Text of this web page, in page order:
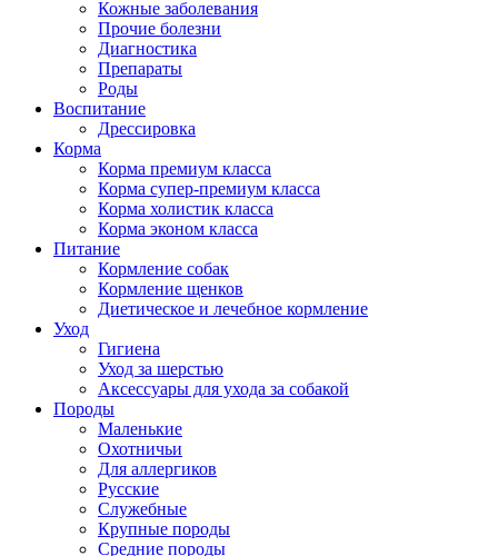
Кожные заболевания
Прочие болезни
Диагностика
Препараты
Роды
Воспитание
Дрессировка
Корма
Корма премиум класса
Корма супер-премиум класса
Корма холистик класса
Корма эконом класса
Питание
Кормление собак
Кормление щенков
Диетическое и лечебное кормление
Уход
Гигиена
Уход за шерстью
Аксессуары для ухода за собакой
Породы
Маленькие
Охотничьи
Для аллергиков
Русские
Служебные
Крупные породы
Средние породы